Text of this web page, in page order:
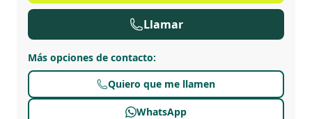
Llamar
Más opciones de contacto:
Quiero que me llamen
WhatsApp